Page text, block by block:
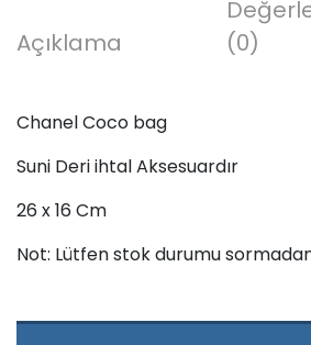
Açıklama
(0)
Chanel Coco bag
Suni Deri ihtal Aksesuardır
26 x 16 Cm
Not: Lütfen stok durumu sormadan